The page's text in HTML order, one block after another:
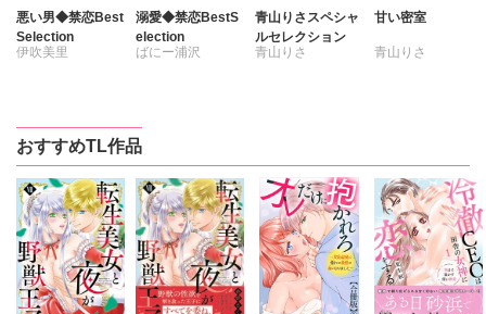
悪い男◆禁恋Best
Selection
伊吹美里
朝生和江
鈴井アラタ
笹倉ぱんだ
ゆめみきらら
溺愛◆禁恋BestS
election
ばにー浦沢
桐嶋ショウコ
青山りさ
川上ちけ
ヤマグチシンジ
青山りさスペシャ
ルセレクション
青山りさ
甘い密室
青山りさ
おすすめTL作品